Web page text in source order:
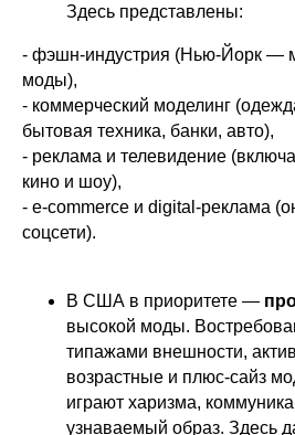
Здесь представлены:
- фэшн-индустрия (Нью-Йорк —
моды),
- коммерческий моделинг
бытовая техника, банки, авто),
- реклама и телевидение
кино и шоу),
- e-commerce и digital-реклама
соцсети).
В США в приоритете —
высокой моды.
типажами внешности,
возрастные и плюс-сайз
играют харизма,
узнаваемый образ. Здесь